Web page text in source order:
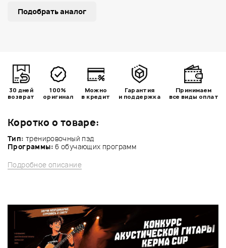
Коротко о товаре:
Тип: тренировочный пэд
Программы: 6 обучающих программ
Подробное описание
Подобрать аналог
30 дней
возврат
100%
оригинал
Можно
в кредит
Гарантия
и поддержка
Принимаем
все виды оплат